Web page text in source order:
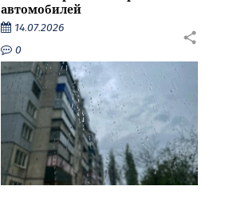
автомобилей
14.07.2026
0